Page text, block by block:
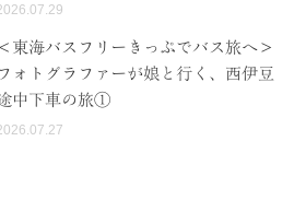
＜東海バスフリーきっぷでバス旅へ＞
フォトグラファーが娘と行く、西伊豆
中下車の旅①